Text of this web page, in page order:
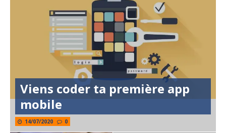
Viens coder ta première app
mobile
14/07/2020 0